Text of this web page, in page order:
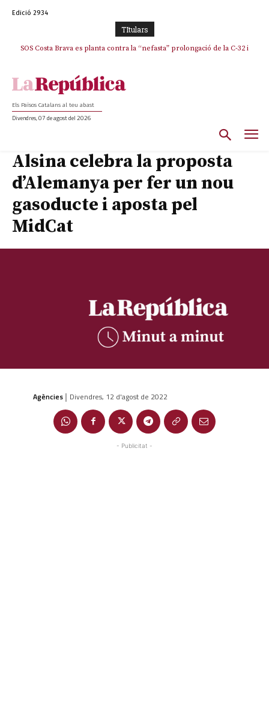
Edició 2934
TItulars
SOS Costa Brava es planta contra la “nefasta” prolongació de la C-32 i
La memòria viva de Josep Sunyol uneix l’esport i la cultura en un emotiu
Els Països Catalans al teu abast
Divendres, 07 de agost del 2026
Alsina celebra la proposta
d’Alemanya per fer un nou
gasoducte i aposta pel
MidCat
Agències | Divendres, 12 d'agost de 2022
- Publicitat -